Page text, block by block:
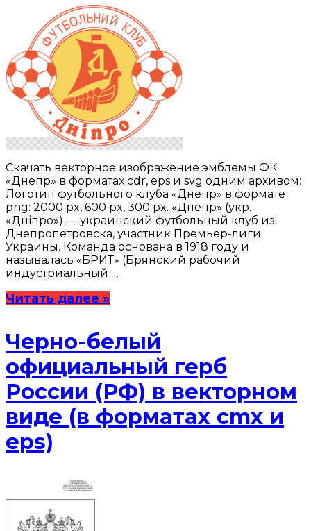
Скачать векторное изображение эмблемы ФК
«Днепр» в форматах cdr, eps и svg одним архивом:
Логотип футбольного клуба «Днепр» в формате
png: 2000 px, 600 px, 300 px. «Днепр» (укр.
«Дніпро») — украинский футбольный клуб из
Днепропетровска, участник Премьер-лиги
Украины. Команда основана в 1918 году и
называлась «БРИТ» (Брянский рабочий
индустриальный …
Читать далее »
Черно-белый
официальный герб
России (РФ) в векторном
виде (в форматах cmx и
eps)